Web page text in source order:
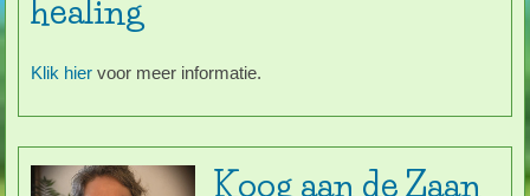
healing
Klik hier voor meer informatie.
Koog aan de Zaan